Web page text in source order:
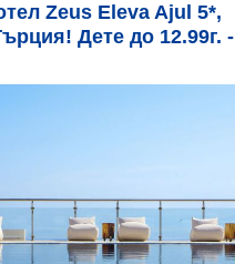
Zeus Eleva Ajul 5*,
Дете до 12.99г. -